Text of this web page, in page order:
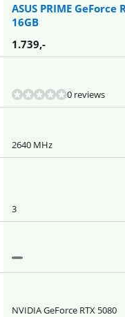
ASUS PRIME GeForce
16GB
1.739,-
0 reviews
2640 MHz
3
NVIDIA GeForce RTX 5080